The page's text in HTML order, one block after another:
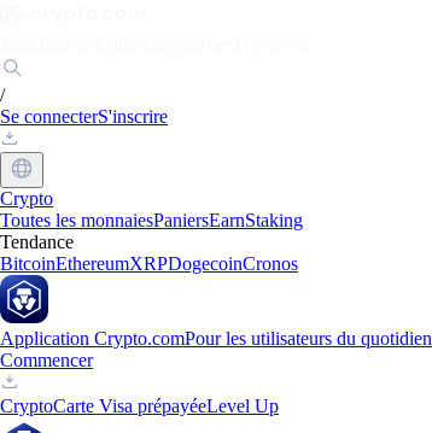
/
Se connecterS'inscrire
Crypto
Toutes les monnaiesPaniersEarnStaking
Tendance
BitcoinEthereumXRPDogecoinCronos
Application Crypto.comPour les utilisateurs du quotidien
Commencer
CryptoCarte Visa prépayéeLevel Up